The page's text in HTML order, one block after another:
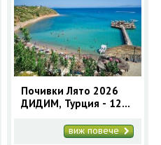
Почивки Лято 2026
ДИДИМ, Турция - 12
програмавиж повече